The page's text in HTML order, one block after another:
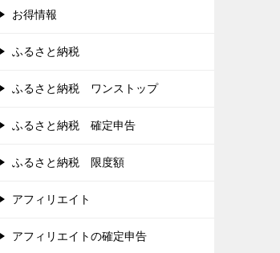
お得情報
ふるさと納税
ふるさと納税 ワンストップ
ふるさと納税 確定申告
ふるさと納税 限度額
アフィリエイト
アフィリエイトの確定申告